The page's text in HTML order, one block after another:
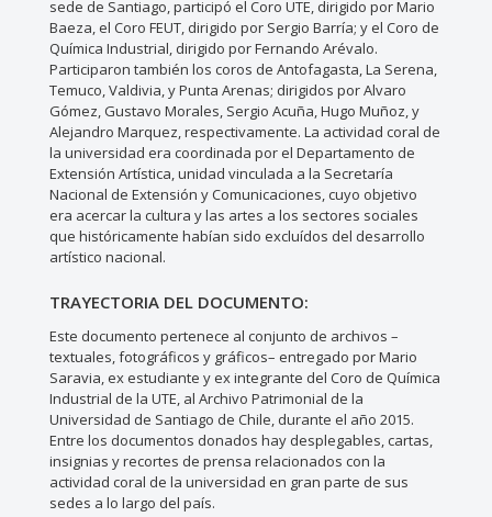
sede de Santiago, participó el Coro UTE, dirigido por Mario
Baeza, el Coro FEUT, dirigido por Sergio Barría; y el Coro de
Química Industrial, dirigido por Fernando Arévalo.
Participaron también los coros de Antofagasta, La Serena,
Temuco, Valdivia, y Punta Arenas; dirigidos por Alvaro
Gómez, Gustavo Morales, Sergio Acuña, Hugo Muñoz, y
Alejandro Marquez, respectivamente. La actividad coral de
la universidad era coordinada por el Departamento de
Extensión Artística, unidad vinculada a la Secretaría
Nacional de Extensión y Comunicaciones, cuyo objetivo
era acercar la cultura y las artes a los sectores sociales
que históricamente habían sido excluídos del desarrollo
artístico nacional.
TRAYECTORIA DEL DOCUMENTO:
Este documento pertenece al conjunto de archivos –
textuales, fotográficos y gráficos– entregado por Mario
Saravia, ex estudiante y ex integrante del Coro de Química
Industrial de la UTE, al Archivo Patrimonial de la
Universidad de Santiago de Chile, durante el año 2015.
Entre los documentos donados hay desplegables, cartas,
insignias y recortes de prensa relacionados con la
actividad coral de la universidad en gran parte de sus
sedes a lo largo del país.